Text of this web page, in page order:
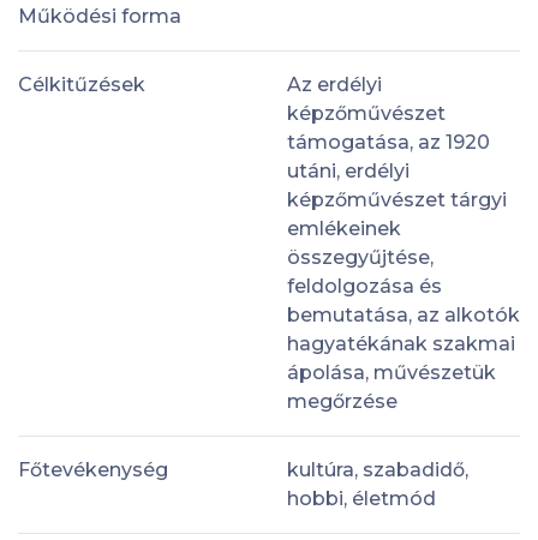
Működési forma
Célkitűzések
Az erdélyi
képzőművészet
támogatása, az 1920
utáni, erdélyi
képzőművészet tárgyi
emlékeinek
összegyűjtése,
feldolgozása és
bemutatása, az alkotók
hagyatékának szakmai
ápolása, művészetük
megőrzése
Főtevékenység
kultúra, szabadidő,
hobbi, életmód